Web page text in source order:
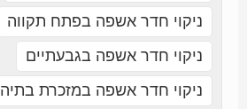
ניקוי חדר אשפה בפתח תקווה
ניקוי חדר אשפה בגבעתיים
ניקוי חדר אשפה במזכרת בתיה